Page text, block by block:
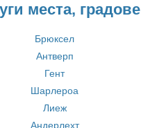
места, градове
Брюксел
Антверп
Гент
Шарлероа
Лиеж
Андерлехт